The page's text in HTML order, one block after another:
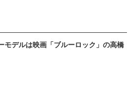
モデルは映画「ブルーロック」の高橋